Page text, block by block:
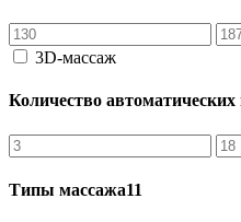
3D-массаж
Количество
Типы массажа11